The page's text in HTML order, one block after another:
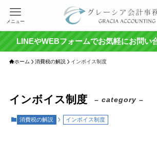
メニュー
LINEやWEBフォームでお気軽にお問い
ホーム 消費税の解説 インボイス制度
インボイス制度 – category –
消費税の解説 インボイス制度